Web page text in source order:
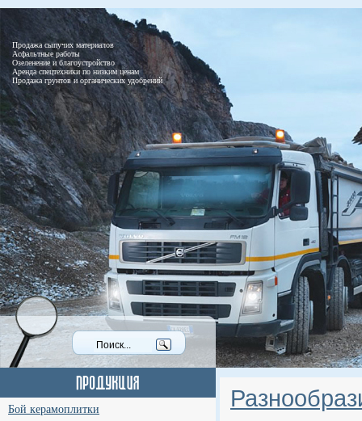
Продажа сыпучих материалов
Асфальтные работы
Озеленение и благоустройство
Аренда спецтехники по низким ценам
Продажа грунтов и органических удобрений
Бой керамоплитки